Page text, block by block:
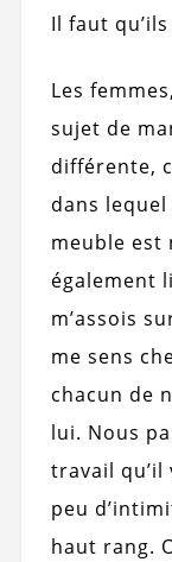
Il faut
Les
sujet de
différente,
dans
meuble est
également
m’assois
me sens
chacun de
lui. Nous
travail qu’il
peu
haut rang.